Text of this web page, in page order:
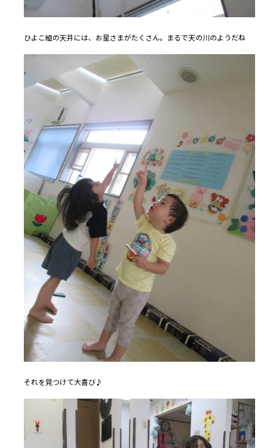
ひよこ組の天井には、お星さまがたくさん。まるで天の川のようだね
それを見つけて大喜び♪